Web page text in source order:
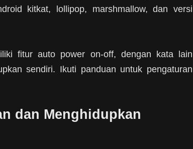
kitkat, lollipop, marshmallow, dan versi
fitur auto power on-off, dengan kata lain
sendiri. Ikuti panduan untuk pengaturan
dan Menghidupkan